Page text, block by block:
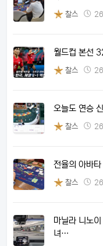
찰스
월드컵 본선
찰스
오늘도 연승
찰스
전율의 아바
찰스
마닐라 니노
녀…